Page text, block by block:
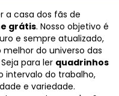
espião que serviu
a casa dos fãs de
grátis. Nosso objetivo é
e sempre atualizado,
do universo das
para ler quadrinhos
intervalo do trabalho,
e variedade.